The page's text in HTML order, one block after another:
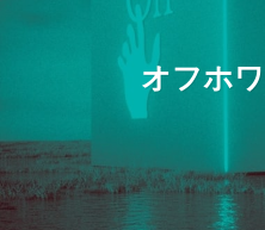
オフホ